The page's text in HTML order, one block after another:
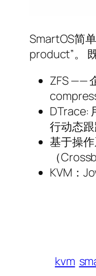
SmartOS简
product”。
ZFS ——
DTrace:
行动态
基于操
（
KVM：
kvm